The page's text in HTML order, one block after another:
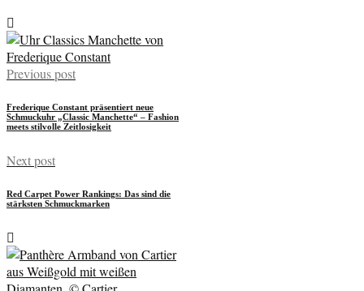
Previous post
Frederique Constant präsentiert neue
Schmuckuhr „Classic Manchette“ – Fashion
meets stilvolle Zeitlosigkeit
Next post
Red Carpet Power Rankings: Das sind die
stärksten Schmuckmarken